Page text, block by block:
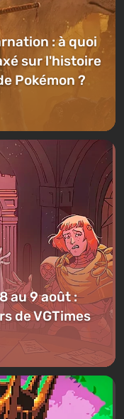
: à quoi
sur l'histoire
Pokémon ?
au 9 août :
de VGTimes